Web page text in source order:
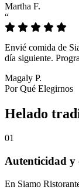
Martha F.
“
Envié comida de
día siguiente.
Magaly P.
Por Qué Elegirnos
Helado
01
Autenticidad y
En Siamo